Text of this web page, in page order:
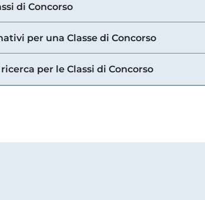
di Concorso
per una Classe di Concorso
per le Classi di Concorso